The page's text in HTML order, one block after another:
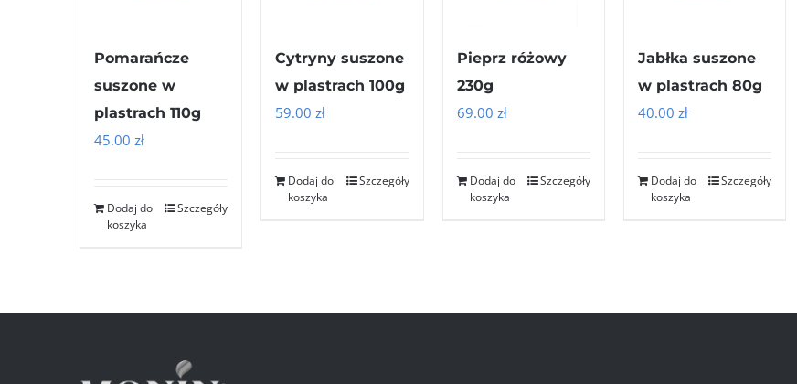
Pomarańcze
suszone w
plastrach 110g
45.00 zł
Dodaj do
koszyka
Szczegóły
Cytryny suszone
w plastrach 100g
59.00zł
Dodaj do
koszyka
Szczegóły
Pieprz różowy
230g
69.00 zł
Dodaj do
koszyka
Szczegóły
Jabłka suszone
w plastrach 80g
40.00 zł
Dodaj do
koszyka
Szczegóły